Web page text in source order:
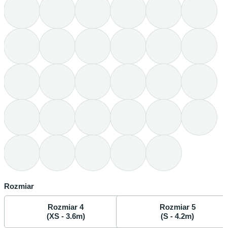
Rozmiar
Rozmiar 4
(XS - 3.6m)
Rozmiar 5
(S - 4.2m)